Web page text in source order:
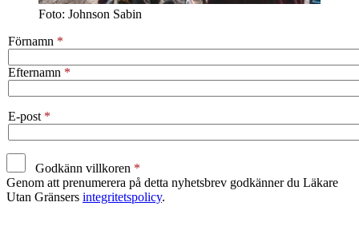
Foto: Johnson Sabin
Förnamn
Efternamn
E-post
Godkänn villkoren
Genom att prenumerera på detta nyhetsbrev godkänner du Läkare
Utan Gränsers integritetspolicy.